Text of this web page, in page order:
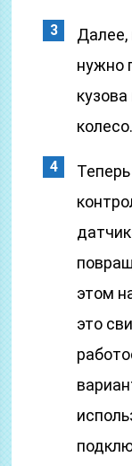
нужно
колесо.
этом
это